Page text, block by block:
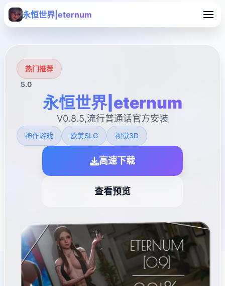
永恒世界|eternum
热门推荐
5.0
永恒世界|eternum
V0.8.5,流行普通话官方安装
神作游戏 欧美SLG 视觉3D
高速下载
查看预览